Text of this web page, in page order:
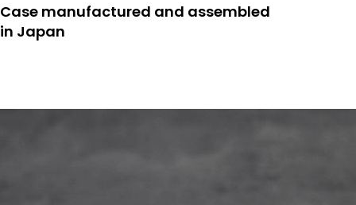
Case manufactured and assembled
in Japan